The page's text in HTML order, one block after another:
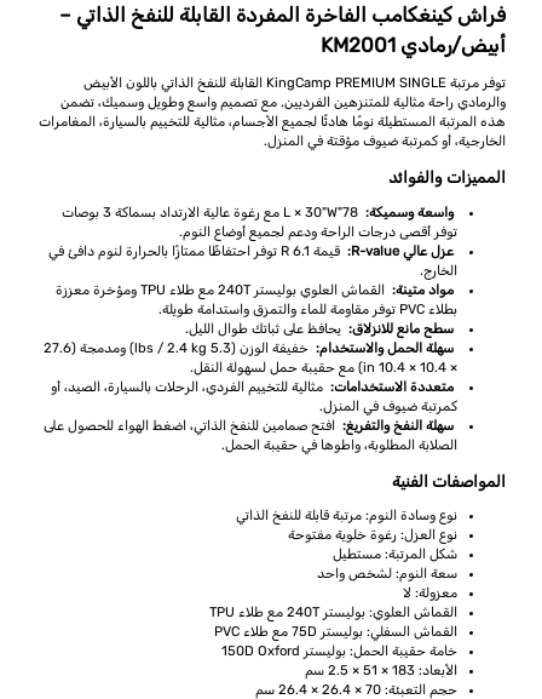
فراش كينغكامب الفاخرة المفردة القابلة للنفخ الذاتي –
أبيض/رمادي KM2001
توفر مرتبة KingCamp PREMIUM SINGLE القابلة للنفخ الذاتي باللون الأبيض
والرمادي راحة مثالية للمتنزهين الفرديين. مع تصميم واسع وطويل وسميك، تضمن
هذه المرتبة المستطيلة نومًا هادئًا لجميع الأجسام، مثالية للتخييم بالسيارة، المغامرات
الخارجية، أو كمرتبة ضيوف مؤقتة في المنزل.
المميزات والفوائد
واسعة وسميكة:
78"L × 30"W مع رغوة عالية الارتداد بسماكة 3 بوصات
توفر أقصى درجات الراحة ودعم لجميع أوضاع النوم.
عزل عالي R-value:
قيمة R 6.1 توفر احتفاظًا ممتازًا بالحرارة لنوم دافئ في
الخارج.
مواد متينة:
القماش العلوي بوليستر 240T مع طلاء TPU ومؤخرة معززة
بطلاء PVC توفر مقاومة للماء والتمزق واستدامة طويلة.
سطح مانع للانزلاق: يحافظ على ثباتك طوال الليل.
سهلة الحمل والاستخدام:
خفيفة الوزن (5.3 lbs / 2.4 kg) ومدمجة (27.6
× 10.4 × 10.4 in) مع حقيبة حمل لسهولة النقل.
متعددة الاستخدامات: مثالية للتخييم الفردي، الرحلات بالسيارة، الصيد، أو
كمرتبة ضيوف في المنزل.
سهلة النفخ والتفريغ: افتح صمامين للنفخ الذاتي، اضغط الهواء للحصول على
الصلابة المطلوبة، واطوها في حقيبة الحمل.
المواصفات الفنية
نوع وسادة النوم: مرتبة قابلة للنفخ الذاتي
نوع العزل: رغوة خلوية مفتوحة
شكل المرتبة: مستطيل
سعة النوم: لشخص واحد
معزولة: لا
القماش العلوي: بوليستر 240T مع طلاء TPU
القماش السفلي: بوليستر 75D مع طلاء PVC
خامة حقيبة الحمل: بوليستر 150D Oxford
الأبعاد: 183 × 51 × 2.5 سم
حجم التعبئة: 70 × 26.4 × 26.4 سم